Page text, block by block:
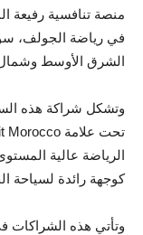
منصة تنافسية رفيعة
في رياضة الجولف،
الشرق الأوسط وشمال
وتشكل شراكة هذه
الرياضة عالية
كوجهة رائدة لسياحة
وتأتي هذه الشراكات